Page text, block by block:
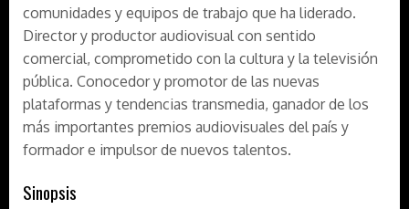
comunidades y equipos de trabajo que ha liderado.
Director y productor audiovisual con sentido
comercial, comprometido con la cultura y la televisión
pública. Conocedor y promotor de las nuevas
plataformas y tendencias transmedia, ganador de los
más importantes premios audiovisuales del país y
formador e impulsor de nuevos talentos.
Sinopsis